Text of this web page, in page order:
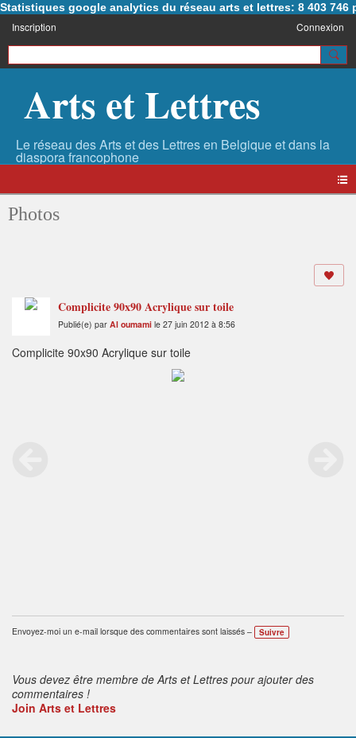
Statistiques google analytics du réseau arts et lettres: 8 403 746
Inscription Connexion
Arts et Lettres
Photos
Complicite 90x90 Acrylique sur toile
Publié(e) par Al oumami le 27 juin 2012 à 8:56
Complicite 90x90 Acrylique sur toile
Envoyez-moi un e-mail lorsque des commentaires sont laissés – Suivre
Vous devez être membre de Arts et Lettres pour ajouter des
commentaires !
Join Arts et Lettres